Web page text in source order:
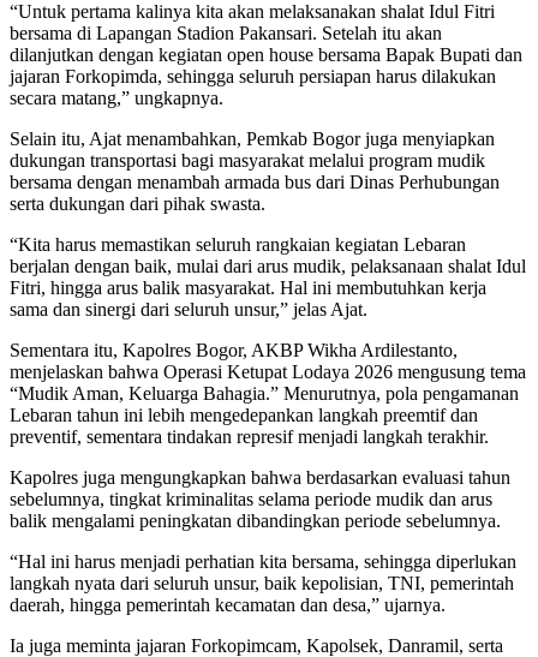
“Untuk pertama kalinya kita akan melaksanakan shalat Idul Fitri
bersama di Lapangan Stadion Pakansari. Setelah itu akan
dilanjutkan dengan kegiatan open house bersama Bapak Bupati dan
jajaran Forkopimda, sehingga seluruh persiapan harus dilakukan
secara matang,” ungkapnya.
Selain itu, Ajat menambahkan, Pemkab Bogor juga menyiapkan
dukungan transportasi bagi masyarakat melalui program mudik
bersama dengan menambah armada bus dari Dinas Perhubungan
serta dukungan dari pihak swasta.
“Kita harus memastikan seluruh rangkaian kegiatan Lebaran
berjalan dengan baik, mulai dari arus mudik, pelaksanaan shalat Idul
Fitri, hingga arus balik masyarakat. Hal ini membutuhkan kerja
sama dan sinergi dari seluruh unsur,” jelas Ajat.
Sementara itu, Kapolres Bogor, AKBP Wikha Ardilestanto,
menjelaskan bahwa Operasi Ketupat Lodaya 2026 mengusung tema
“Mudik Aman, Keluarga Bahagia.” Menurutnya, pola pengamanan
Lebaran tahun ini lebih mengedepankan langkah preemtif dan
preventif, sementara tindakan represif menjadi langkah terakhir.
Kapolres juga mengungkapkan bahwa berdasarkan evaluasi tahun
sebelumnya, tingkat kriminalitas selama periode mudik dan arus
balik mengalami peningkatan dibandingkan periode sebelumnya.
“Hal ini harus menjadi perhatian kita bersama, sehingga diperlukan
langkah nyata dari seluruh unsur, baik kepolisian, TNI, pemerintah
daerah, hingga pemerintah kecamatan dan desa,” ujarnya.
Ia juga meminta jajaran Forkopimcam, Kapolsek, Danramil, serta